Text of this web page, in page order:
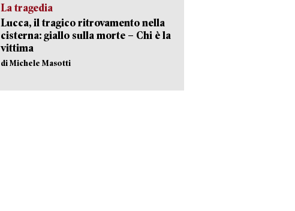
La tragedia
Lucca, il tragico ritrovamento nella
cisterna: giallo sulla morte – Chi è la
vittima
di Michele Masotti